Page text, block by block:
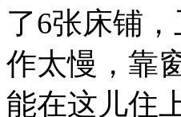
了6张床铺
作太慢，靠
能在这儿住